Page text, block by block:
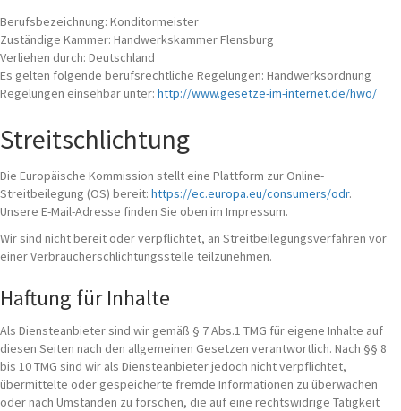
Berufsbezeichnung: Konditormeister
Zuständige Kammer: Handwerkskammer Flensburg
Verliehen durch: Deutschland
Es gelten folgende berufsrechtliche Regelungen: Handwerksordnung
Regelungen einsehbar unter: http://www.gesetze-im-internet.de/hwo/
Streitschlichtung
Die Europäische Kommission stellt eine Plattform zur Online-
Streitbeilegung (OS) bereit: https://ec.europa.eu/consumers/odr.
Unsere E-Mail-Adresse finden Sie oben im Impressum.
Wir sind nicht bereit oder verpflichtet, an Streitbeilegungsverfahren vor
einer Verbraucherschlichtungsstelle teilzunehmen.
Haftung für Inhalte
Als Diensteanbieter sind wir gemäß § 7 Abs.1 TMG für eigene Inhalte auf
diesen Seiten nach den allgemeinen Gesetzen verantwortlich. Nach §§ 8
bis 10 TMG sind wir als Diensteanbieter jedoch nicht verpflichtet,
übermittelte oder gespeicherte fremde Informationen zu überwachen
oder nach Umständen zu forschen, die auf eine rechtswidrige Tätigkeit